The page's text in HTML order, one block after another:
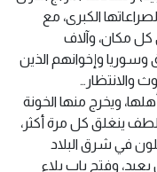
الكبرى، مع
كل مكان، وآلاف
وسوريا وإخوانهم الذين
والانتظار…
ويخرج منها الخونة
ينغلق كل مرة أكثر،
في شرق البلاد
وفتح باب بلاء